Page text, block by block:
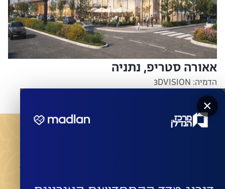
אאורה סטריפ, נתניה
הדמיה: 3DVISION
השאירו פרטים לביצוע התחדשות בניינית או פינוי
×